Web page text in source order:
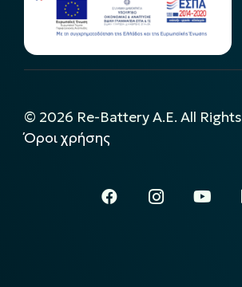
© 2026 Re-Battery A.E. All
Όροι χρήσης